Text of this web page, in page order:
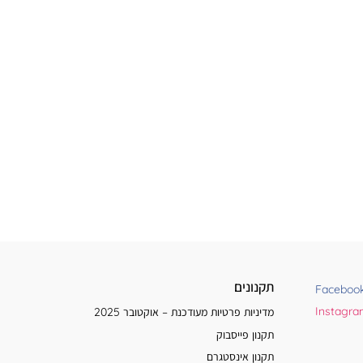
תקנונים
מדיניות פרטיות מעודכנת – אוקטובר 2025
תקנון פייסבוק
תקנון אינסטגרם